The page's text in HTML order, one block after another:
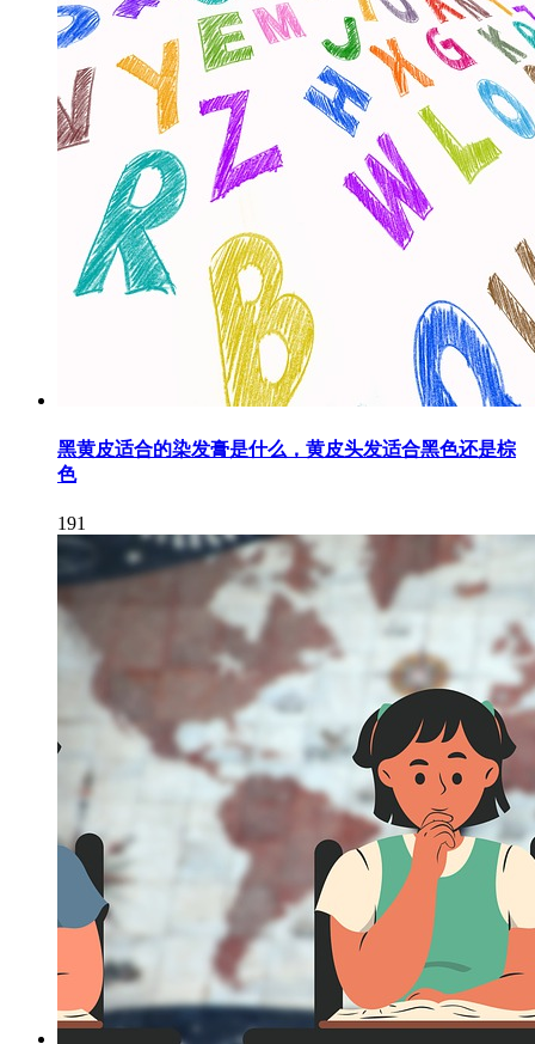
黑黄皮适合的染发膏是什么，黄皮头发适合黑色还是棕
色
191